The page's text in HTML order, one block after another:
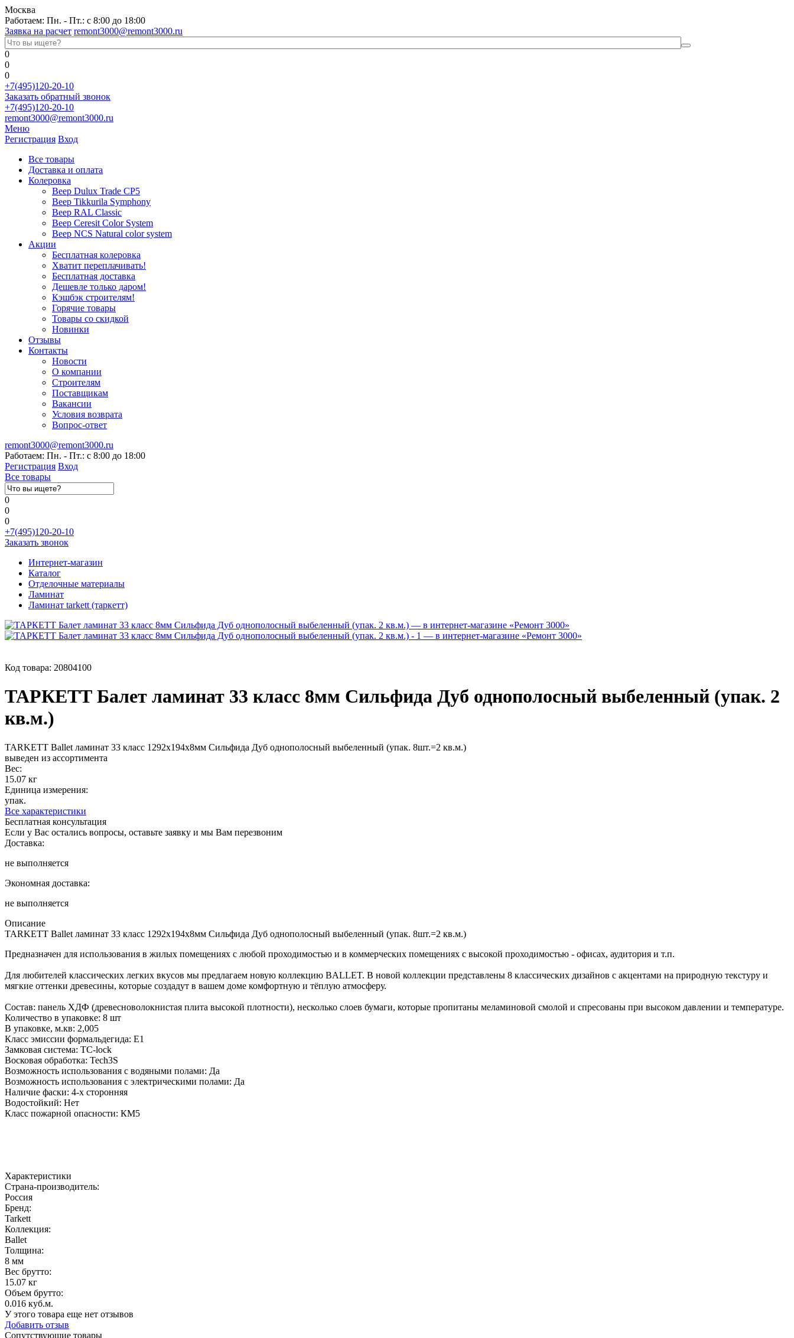
Москва
Работаем: Пн. - Пт.: с 8:00 до 18:00
Заявка на расчет remont3000@remont3000.ru
0
0
0
+7(495)120-20-10
Заказать обратный звонок
+7(495)120-20-10
remont3000@remont3000.ru
Меню
Регистрация Вход
Все товары
Доставка и оплата
Колеровка
Веер Dulux Trade CP5
Веер Tikkurila Symphony
Веер RAL Classic
Веер Ceresit Color System
Веер NCS Natural color system
Акции
Бесплатная колеровка
Хватит переплачивать!
Бесплатная доставка
Дешевле только даром!
Кэшбэк строителям!
Горячие товары
Товары со скидкой
Новинки
Отзывы
Контакты
Новости
О компании
Строителям
Поставщикам
Вакансии
Условия возврата
Вопрос-ответ
remont3000@remont3000.ru
Работаем: Пн. - Пт.: с 8:00 до 18:00
Регистрация Вход
Все товары
0
0
0
+7(495)120-20-10
Заказать звонок
Интернет-магазин
Каталог
Отделочные материалы
Ламинат
Ламинат tarkett (таркетт)
Код товара: 20804100
ТАРКЕТТ Балет ламинат 33 класс 8мм Сильфида Дуб однополосный выбеленный (упак. 2
кв.м.)
TARKETT Ballet ламинат 33 класс 1292х194х8мм Сильфида Дуб однополосный выбеленный (упак. 8шт.=2 кв.м.)
выведен из ассортимента
Вес:
15.07 кг
Единица измерения:
упак.
Все характеристики
Бесплатная консультация
Если у Вас остались вопросы, оставьте заявку и мы Вам перезвоним
Доставка:
не выполняется
Экономная доставка:
не выполняется
Описание
TARKETT Ballet ламинат 33 класс 1292х194х8мм Сильфида Дуб однополосный выбеленный (упак. 8шт.=2 кв.м.)
Предназначен для использования в жилых помещениях с любой проходимостью и в коммерческих помещениях с высокой проходимостью - офисах, аудитория и т.п.
Для любителей классических легких вкусов мы предлагаем новую коллекцию BALLET. В новой коллекции представлены 8 классических дизайнов с акцентами на природную текстуру и
мягкие оттенки древесины, которые создадут в вашем доме комфортную и тёплую атмосферу.
Состав: панель ХДФ (древесноволокнистая плита высокой плотности), несколько слоев бумаги, которые пропитаны меламиновой смолой и спресованы при высоком давлении и температуре.
Количество в упаковке: 8 шт
В упаковке, м.кв: 2,005
Класс эмиссии формальдегида: E1
Замковая система: TC-lock
Восковая обработка: Tech3S
Возможность использования с водяными полами: Да
Возможность использования с электрическими полами: Да
Наличие фаски: 4-х сторонняя
Водостойкий: Нет
Класс пожарной опасности: КМ5
Характеристики
Страна-производитель:
Россия
Бренд:
Tarkett
Коллекция:
Ballet
Толщина:
8 мм
Вес брутто:
15.07 кг
Объем брутто:
0.016 куб.м.
У этого товара еще нет отзывов
Добавить отзыв
Сопутствующие товары